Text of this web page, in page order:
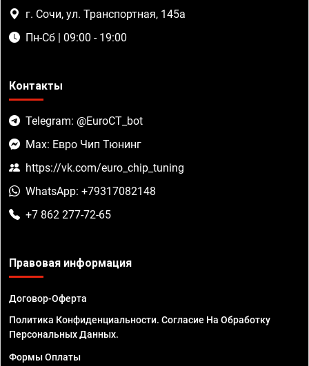
г. Сочи, ул. Транспортная, 145а
Пн-Сб | 09:00 - 19:00
Контакты
Telegram: @EuroCT_bot
Max: Евро Чип Тюнинг
https://vk.com/euro_chip_tuning
WhatsApp: +79317082148
+7 862 277-72-65
Правовая информация
Договор-Оферта
Политика Конфиденциальности. Согласие На Обработку
Персональных Данных.
Формы Оплаты